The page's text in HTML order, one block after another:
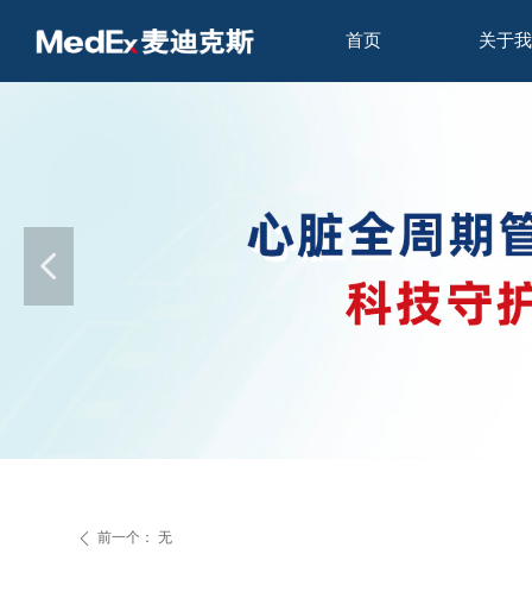
首页 关于
ꄴ 前一个： 无
넳